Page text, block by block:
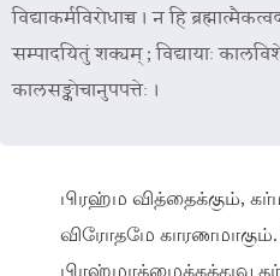
विद्याकर्मविरोधाच्च । न हि
सम्पादयितुं शक्यम् ; विद्यायाः
कालसङ्कोचानुपपत्तेः ।
பிரஹ்ம வித்தைக்கும்,
விரோதமே